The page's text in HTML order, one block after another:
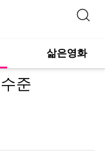
삶은영화
준